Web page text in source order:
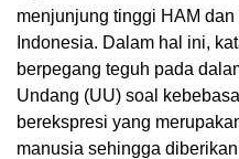
menjunjung tinggi HAM
Indonesia. Dalam hal ini,
berpegang teguh pada
Undang (UU) soal
berekspresi yang
manusia sehingga